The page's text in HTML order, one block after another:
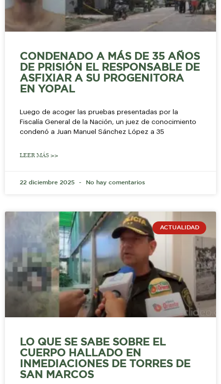
CONDENADO A MÁS DE 35 AÑOS
DE PRISIÓN EL RESPONSABLE DE
ASFIXIAR A SU PROGENITORA
EN YOPAL
Luego de acoger las pruebas presentadas por la
Fiscalía General de la Nación, un juez de conocimiento
condenó a Juan Manuel Sánchez López a 35
LEER MÁS >>
22 diciembre 2025 No hay comentarios
ACTUALIDAD
LO QUE SE SABE SOBRE EL
CUERPO HALLADO EN
INMEDIACIONES DE TORRES DE
SAN MARCOS